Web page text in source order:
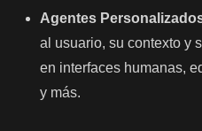
Agentes
al usuario, su contexto y
en interfaces humanas,
y más.